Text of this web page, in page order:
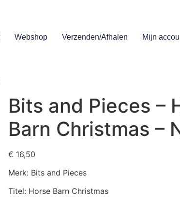
Webshop Verzenden/Afhalen Mijn
Bits and Pieces –
Barn Christmas –
€ 16,50
Merk: Bits and Pieces
Titel: Horse Barn Christmas